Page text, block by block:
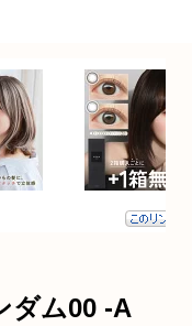
ダム00 -A